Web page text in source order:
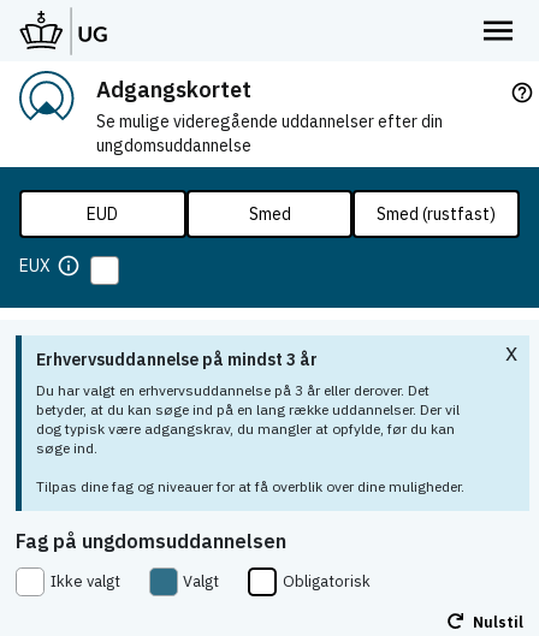
Adgangskortet
Se mulige videregående uddannelser efter din
ungdomsuddannelse
help_outline
EUD Smed Smed (rustfast)
EUX info
Erhvervsuddannelse på mindst 3 år
Du har valgt en erhvervsuddannelse på 3 år eller derover. Det
betyder, at du kan søge ind på en lang række uddannelser. Der vil
dog typisk være adgangskrav, du mangler at opfylde, før du kan
søge ind.
Tilpas dine fag og niveauer for at få overblik over dine muligheder.
x
Fag på ungdomsuddannelsen
Ikke valgt Valgt
Obligatorisk
Nulstil